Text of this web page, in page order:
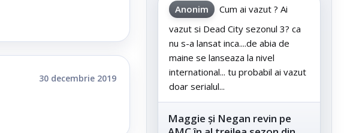
30 decembrie 2019
Anonim
Cum ai vazut ? Ai
vazut si Dead City sezonul 3? ca
nu s-a lansat inca....de abia de
maine se lanseaza la nivel
international... tu probabil ai vazut
doar serialul...
Maggie și Negan revin pe